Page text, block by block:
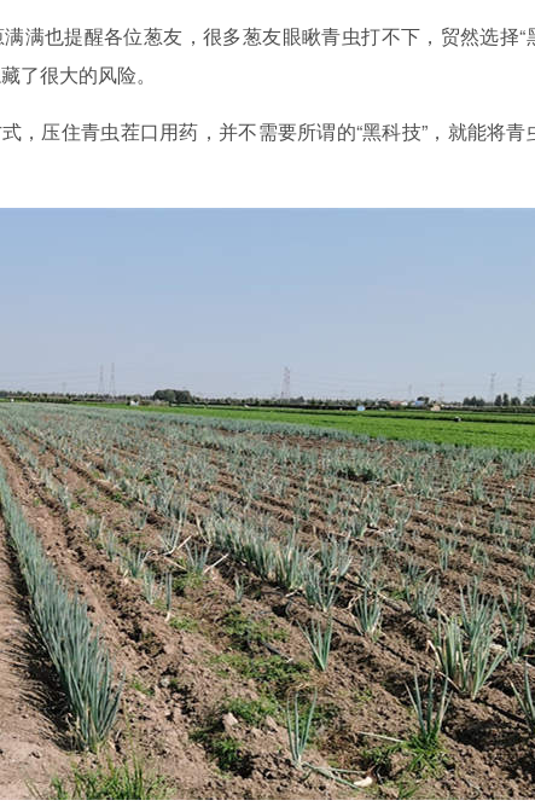
满也提醒各位葱友，很多葱友眼瞅青虫打不下，贸然选择“
了很大的风险。
，压住青虫茬口用药，并不需要所谓的“黑科技”，就能将青